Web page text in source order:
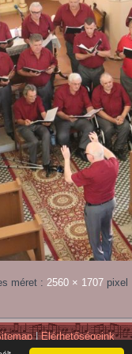
méret : 2560 × 1707 pixel
|Elérhetőségeink
© 2026. All Rights